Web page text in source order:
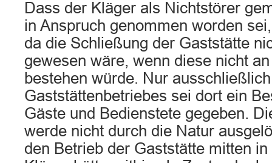
Dass der Kläger als Nichtstörer
in Anspruch genommen worden
da die Schließung der Gaststätte
gewesen wäre, wenn diese nicht
bestehen würde. Nur
Gaststättenbetriebes sei dort ein
Gäste und Bedienstete gegeben.
werde nicht durch die Natur
den Betrieb der Gaststätte mitten